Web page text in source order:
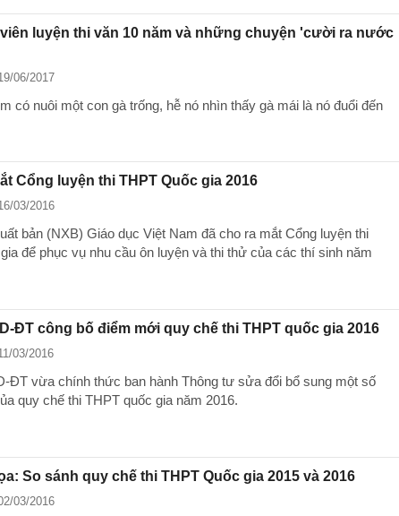
luyện thi văn 10 năm và những chuyện 'cười ra nước
06/2017
có nuôi một con gà trống, hễ nó nhìn thấy gà mái là nó đuổi đến
Cổng luyện thi THPT Quốc gia 2016
03/2016
bản (NXB) Giáo dục Việt Nam đã cho ra mắt Cổng luyện thi
để phục vụ nhu cầu ôn luyện và thi thử của các thí sinh năm
ĐT công bố điểm mới quy chế thi THPT quốc gia 2016
03/2016
ĐT vừa chính thức ban hành Thông tư sửa đổi bổ sung một số
quy chế thi THPT quốc gia năm 2016.
So sánh quy chế thi THPT Quốc gia 2015 và 2016
03/2016